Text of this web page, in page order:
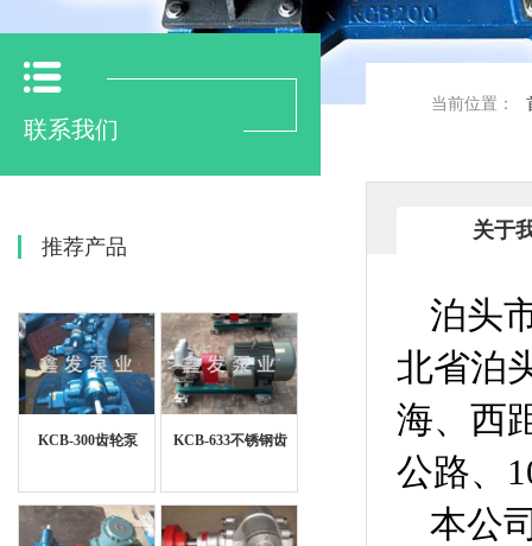
联系我们
推荐产品
KCB-300齿轮泵
KCB-633不锈钢齿
当前位置：
关于
泊头
北省泊
海、西
公路、
本公